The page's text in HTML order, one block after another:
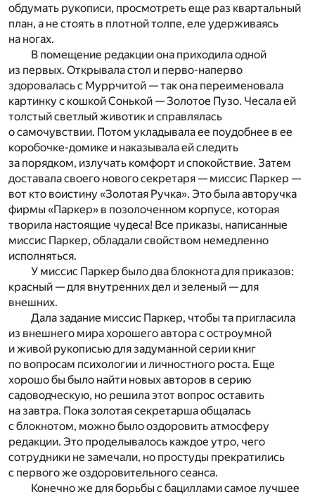
обдумать рукописи, просмотреть еще раз квартальный
план, а не стоять в плотной толпе, еле удерживаясь
на ногах.
В помещение редакции она приходила одной
из первых. Открывала стол и перво-наперво
здоровалась с Муррчитой — так она переименовала
картинку с кошкой Сонькой — Золотое Пузо. Чесала ей
толстый светлый животик и справлялась
о самочувствии. Потом укладывала ее поудобнее в ее
коробочке-домике и наказывала ей следить
за порядком, излучать комфорт и спокойствие. Затем
доставала своего нового секретаря — миссис Паркер —
вот кто воистину «Золотая Ручка». Это была авторучка
фирмы «Паркер» в позолоченном корпусе, которая
творила настоящие чудеса! Все приказы, написанные
миссис Паркер, обладали свойством немедленно
исполняться.
У миссис Паркер было два блокнота для приказов:
красный — для внутренних дел и зеленый — для
внешних.
Дала задание миссис Паркер, чтобы та пригласила
из внешнего мира хорошего автора с остроумной
и живой рукописью для задуманной серии книг
по вопросам психологии и личностного роста. Еще
хорошо бы было найти новых авторов в серию
садоводческую, но решила этот вопрос оставить
на завтра. Пока золотая секретарша общалась
с блокнотом, можно было оздоровить атмосферу
редакции. Это проделывалось каждое утро, чего
сотрудники не замечали, но простуды прекратились
с первого же оздоровительного сеанса.
Конечно же для борьбы с бациллами самое лучшее